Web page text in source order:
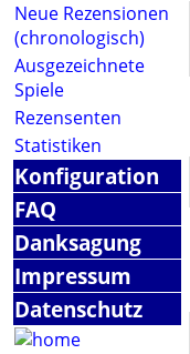
Neue Rezensionen
(chronologisch)
Ausgezeichnete
Spiele
Rezensenten
Statistiken
Konfiguration
FAQ
Danksagung
Impressum
Datenschutz